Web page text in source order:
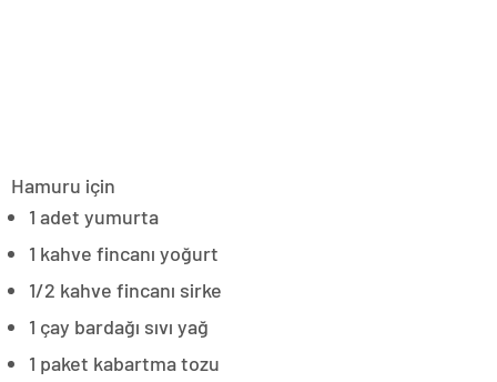
Hamuru için
1 adet yumurta
1 kahve fincanı yoğurt
1/2 kahve fincanı sirke
1 çay bardağı sıvı yağ
1 paket kabartma tozu